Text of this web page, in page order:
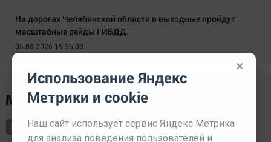
На дорогах Челябинской области в выходные пройдут
масштабные рейды ГИБДД.
05.08.2026 19:35:00
×
Использование Яндекс
Метрики и cookie
Наш сайт использует сервис Яндекс Метрика
для анализа поведения пользователей и